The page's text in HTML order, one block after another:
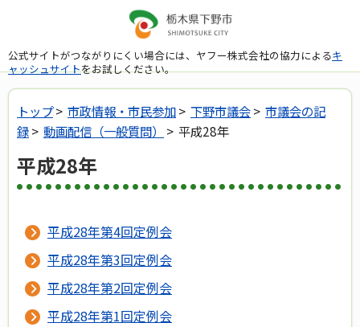
公式サイトがつながりにくい場合には、ヤフー株式会社の協力によるキ
ャッシュサイトをお試しください。
トップ> 市政情報・市民参加> 下野市議会> 市議会の記
録> 動画配信（一般質問） > 平成28年
平成28年
平成28年第4回定例会
平成28年第3回定例会
平成28年第2回定例会
平成28年第1回定例会